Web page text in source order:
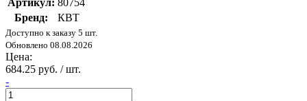
Бренд:
КВТ
Доступно к заказу 5 шт.
Обновлено 08.08.2026
Цена:
684.25 руб. / шт.
-